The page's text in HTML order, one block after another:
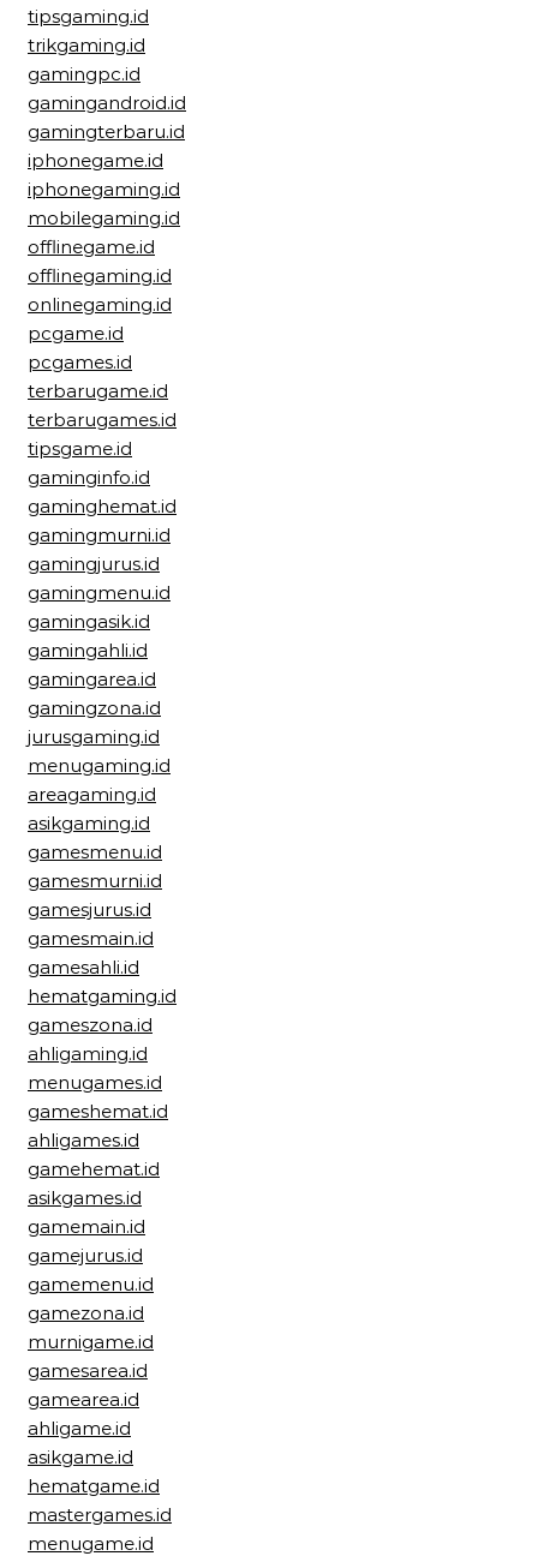
tipsgaming.id
trikgaming.id
gamingpc.id
gamingandroid.id
gamingterbaru.id
iphonegame.id
iphonegaming.id
mobilegaming.id
offlinegame.id
offlinegaming.id
onlinegaming.id
pcgame.id
pcgames.id
terbarugame.id
terbarugames.id
tipsgame.id
gaminginfo.id
gaminghemat.id
gamingmurni.id
gamingjurus.id
gamingmenu.id
gamingasik.id
gamingahli.id
gamingarea.id
gamingzona.id
jurusgaming.id
menugaming.id
areagaming.id
asikgaming.id
gamesmenu.id
gamesmurni.id
gamesjurus.id
gamesmain.id
gamesahli.id
hematgaming.id
gameszona.id
ahligaming.id
menugames.id
gameshemat.id
ahligames.id
gamehemat.id
asikgames.id
gamemain.id
gamejurus.id
gamemenu.id
gamezona.id
murnigame.id
gamesarea.id
gamearea.id
ahligame.id
asikgame.id
hematgame.id
mastergames.id
menugame.id